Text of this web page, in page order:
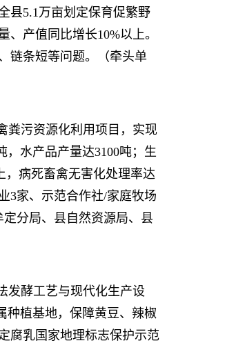
县5.1万亩划定保育促繁野
产值同比增长10%以上。
链条短等问题。（牵头单
粪污资源化利用项目，实现
，水产品产量达3100吨；生
，病死畜禽无害化处理率达
3家、示范合作社/家庭牧场
分局、县自然资源局、县
发酵工艺与现代化生产设
种植基地，保障黄豆、辣椒
腐乳国家地理标志保护示范